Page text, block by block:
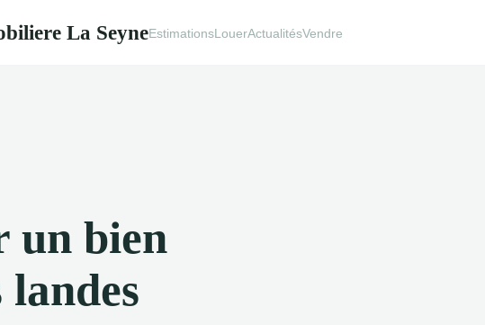
La SeyneEstimationsLouerActualitésVendre
un bien